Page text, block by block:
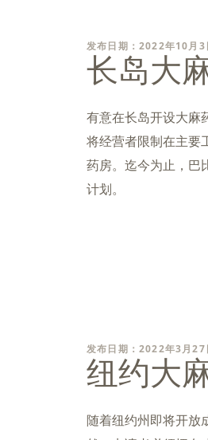
发布日期：2022年10月3
长岛大
有意在长岛开设大麻
将经营者限制在主要
药房。迄今为止，巴
计划。
发布日期：2022年3月27
纽约大
随着纽约州即将开放